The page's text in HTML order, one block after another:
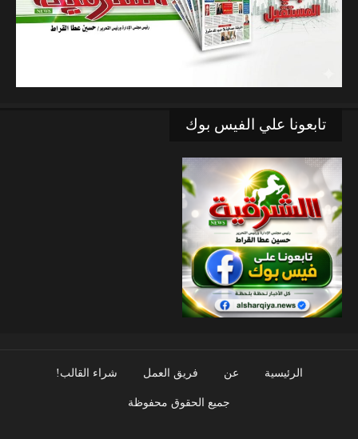
تابعونا علي الفيس بوك
الرئيسية عن فريق العمل شراء القالب!
جميع الحقوق محفوظة